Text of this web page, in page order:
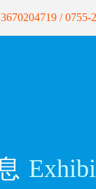
/ 0755-